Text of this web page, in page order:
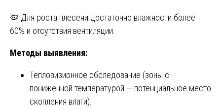
🦠 Для роста плесени достаточно влажности более
60% и отсутствия вентиляции.
Методы выявления:
Тепловизионное обследование (зоны с
пониженной температурой — потенциальное место
скопления влаги).